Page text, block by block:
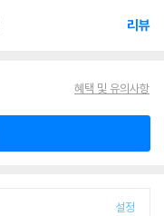
리뷰
혜택 및 유의사항
설정